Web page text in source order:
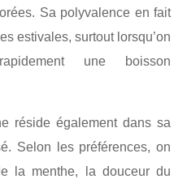
Sa polyvalence en fait
estivales, surtout lorsqu’on
une boisson
réside également dans sa
Selon les préférences, on
la menthe, la douceur du